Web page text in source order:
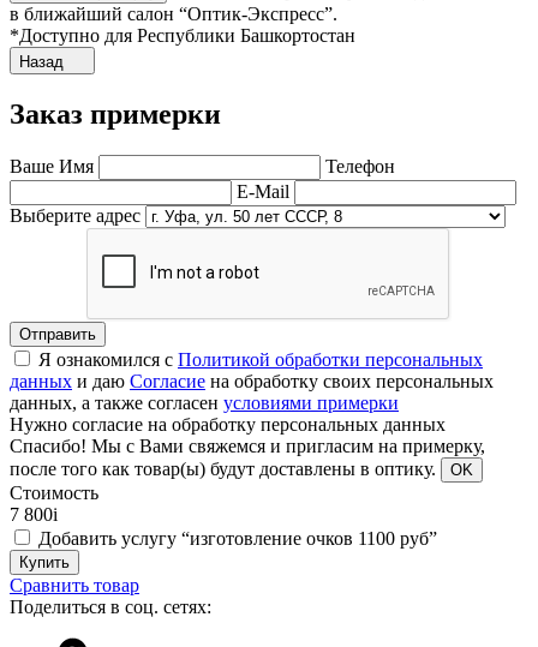
в ближайший салон “Оптик-Экспресс”.
*Доступно для Республики Башкортостан
Назад
Заказ примерки
Ваше Имя
Телефон
E-Mail
Выберите адрес
Отправить
Я ознакомился с Политикой обработки персональных
данных и даю Согласие на обработку своих персональных
данных, а также согласен условиями примерки
Нужно согласие на обработку персональных данных
Спасибо! Мы с Вами свяжемся и пригласим на примерку,
после того как товар(ы) будут доставлены в оптику.
OK
Стоимость
7 800i
Добавить услугу “изготовление очков 1100 руб”
Купить
Сравнить товар
Поделиться в соц. сетях: